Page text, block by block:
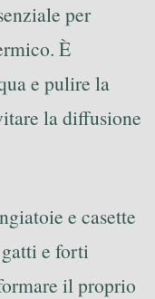
per
È
e pulire la
la diffusione
e casette
e forti
il proprio